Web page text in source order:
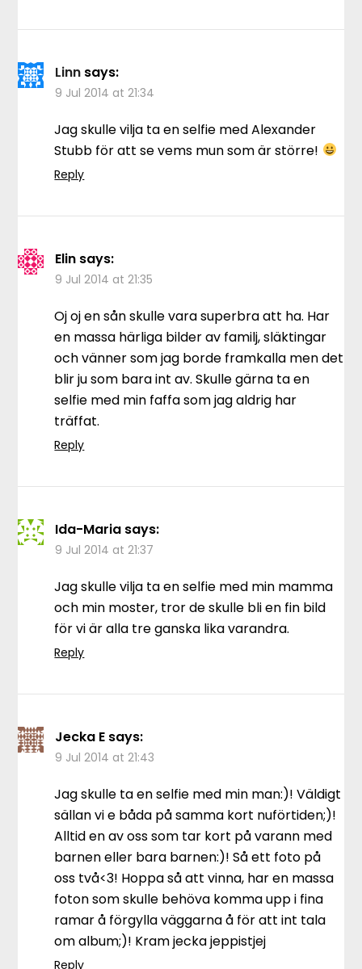
Linn says:
9 Jul 2014 at 21:34
Jag skulle vilja ta en selfie med Alexander
Stubb för att se vems mun som är större!
Reply
Elin says:
9 Jul 2014 at 21:35
Oj oj en sån skulle vara superbra att ha. Har
en massa härliga bilder av familj, släktingar
och vänner som jag borde framkalla men det
blir ju som bara int av. Skulle gärna ta en
selfie med min faffa som jag aldrig har
träffat.
Reply
Ida-Maria says:
9 Jul 2014 at 21:37
Jag skulle vilja ta en selfie med min mamma
och min moster, tror de skulle bli en fin bild
för vi är alla tre ganska lika varandra.
Reply
Jecka E says:
9 Jul 2014 at 21:43
Jag skulle ta en selfie med min man:)! Väldigt
sällan vi e båda på samma kort nuförtiden;)!
Alltid en av oss som tar kort på varann med
barnen eller bara barnen:)! Så ett foto på
oss två<3! Hoppa så att vinna, har en massa
foton som skulle behöva komma upp i fina
ramar å förgylla väggarna å för att int tala
om album;)! Kram jecka jeppistjej
Reply